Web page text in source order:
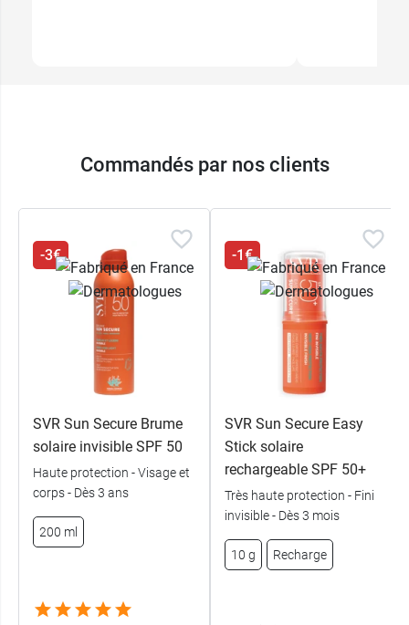
Commandés par nos clients
-3€
SVR Sun Secure Brume
solaire invisible SPF 50
Haute protection - Visage et
corps - Dès 3 ans
200 ml
-1€
SVR Sun Secure Easy
Stick solaire
rechargeable SPF 50+
Très haute protection - Fini
invisible - Dès 3 mois
10 g Recharge